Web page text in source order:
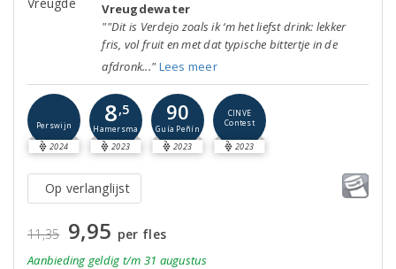
Vreugdewater
""Dit is Verdejo zoals ik ‘m het liefst drink: lekker
fris, vol fruit en met dat typische bittertje in de
afdronk..." Lees meer
Perswijn
2024
8,5
Hamersma
2023
90
Guía Peñín
2023
CINVE
Contest
2023
Op verlanglijst
11,35 9,95 per fles
Aanbieding geldig t/m 31 augustus